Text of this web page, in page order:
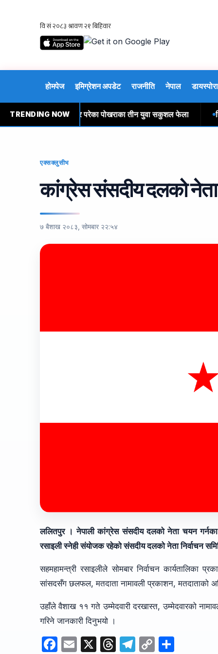
होमपेज इमिग्रेशन अपडेट राजनीति नेपाल डायस्पोरा
TRENDING NOW
तीन दिनदेखि अलपत्र परेका पोखराका तीन युवा सकुशल फेला
एक्सक्लुसीभ
कांग्रेस संसदीय दलको नेता
७ बैशाख २०८३, सोमबार २२:५४
ललितपुर । नेपाली कांग्रेस संसदीय दलको नेता चयन
रसाइली स्नेही संयोजक रहेको संसदीय दलको नेता निर्वाचन
सहमहामन्त्री रसाइलीले सोमबार निर्वाचन कार्यतालिका
सांसदसँग छलफल, मतदाता नामावली प्रकाशन, मतदाताको
उहाँले वैशाख ११ गते उम्मेदवारी दरखास्त, उम्मेदवारको
गरिने जानकारी दिनुभयो ।
F
E
X
T
T
C